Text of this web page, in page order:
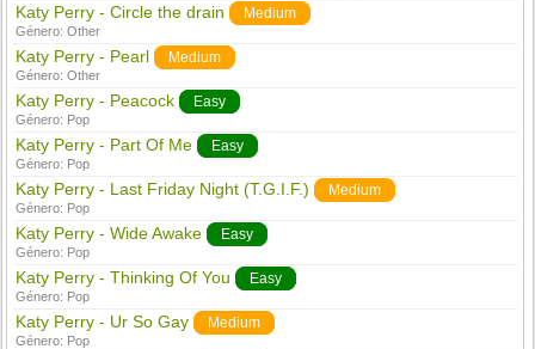
Katy Perry - Circle the drain Medium
Género:Other
Katy Perry - Pearl Medium
Género:Other
Katy Perry - Peacock Easy
Género: Pop
Katy Perry - Part Of Me Easy
Género: Pop
Katy Perry - Last Friday Night (T.G.I.F.) Medium
Género: Pop
Katy Perry - Wide Awake Easy
Género: Pop
Katy Perry - Thinking Of You Easy
Género: Pop
Katy Perry - Ur So Gay Medium
Género: Pop